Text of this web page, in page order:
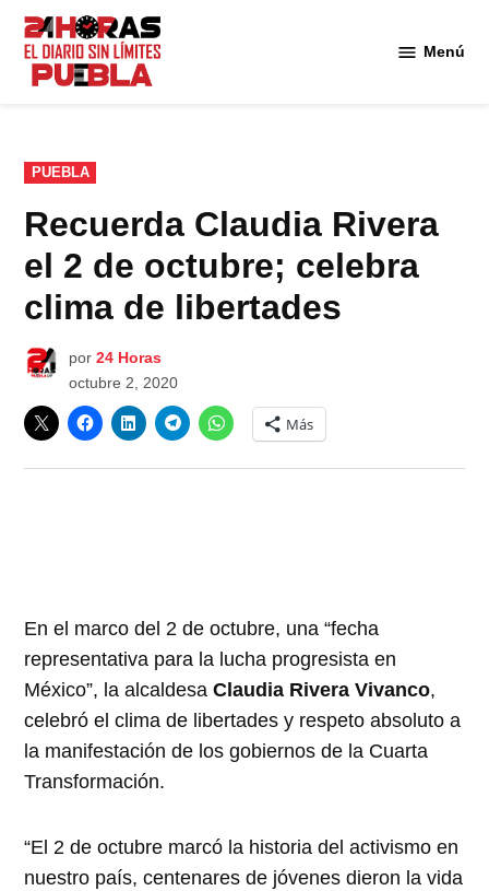
Saltar
contenido
Menú
PUBLICADO
EN
PUEBLA
Recuerda Claudia Rivera
el 2 de octubre; celebra
clima de libertades
por 24 Horas
octubre 2, 2020
Más
En el marco del 2 de octubre, una “fecha
representativa para la lucha progresista en
México”, la alcaldesa Claudia Rivera Vivanco,
celebró el clima de libertades y respeto absoluto a
la manifestación de los gobiernos de la Cuarta
Transformación.
“El 2 de octubre marcó la historia del activismo en
nuestro país, centenares de jóvenes dieron la vida